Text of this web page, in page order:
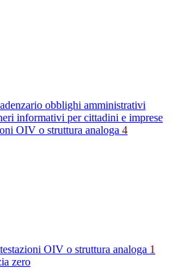
obblighi amministrativi
informativi per cittadini e imprese
OIV o struttura analoga 4
OIV o struttura analoga 1
zero